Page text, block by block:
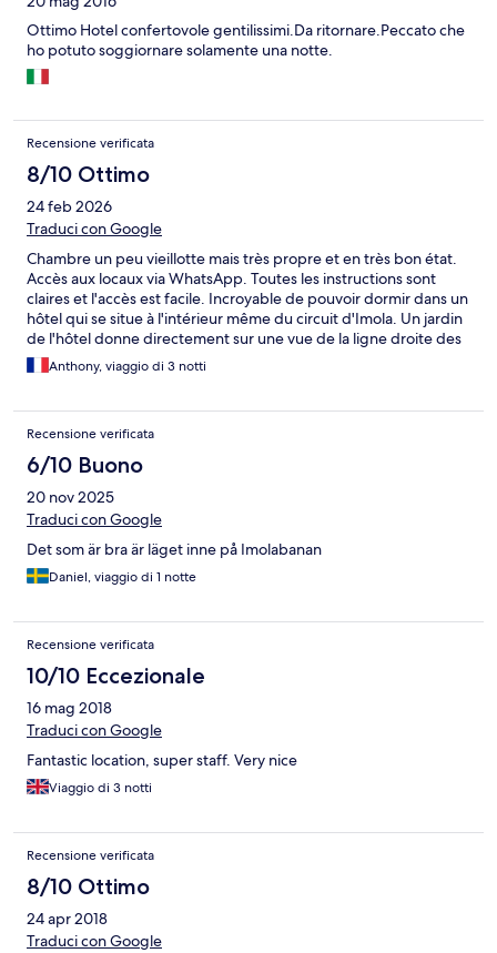
Ottimo Hotel confertovole gentilissimi.Da ritornare.Peccato che
ho potuto soggiornare solamente una notte.
Recensione verificata
8/10 Ottimo
24 feb 2026
Traduci con Google
Chambre un peu vieillotte mais très propre et en très bon état.
Accès aux locaux via WhatsApp. Toutes les instructions sont
claires et l'accès est facile. Incroyable de pouvoir dormir dans un
hôtel qui se situe à l'intérieur même du circuit d'Imola. Un jardin
de l'hôtel donne directement sur une vue de la ligne droite des
stands et il y a même des gradins privatifs !
Anthony, viaggio di 3 notti
Recensione verificata
6/10 Buono
20 nov 2025
Traduci con Google
Det som är bra är läget inne på Imolabanan
Daniel, viaggio di 1 notte
Recensione verificata
10/10 Eccezionale
16 mag 2018
Traduci con Google
Fantastic location, super staff. Very nice
Viaggio di 3 notti
Recensione verificata
8/10 Ottimo
24 apr 2018
Traduci con Google